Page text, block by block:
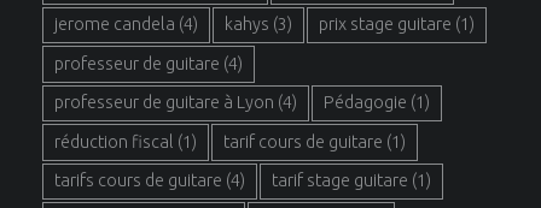
jerome candela (4) kahys (3) prix stage guitare (1)
professeur de guitare (4)
professeur de guitare à Lyon (4) Pédagogie (1)
réduction fiscal (1) tarif cours de guitare (1)
tarifs cours de guitare (4) tarif stage guitare (1)